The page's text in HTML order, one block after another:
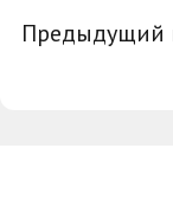
Предыдущий